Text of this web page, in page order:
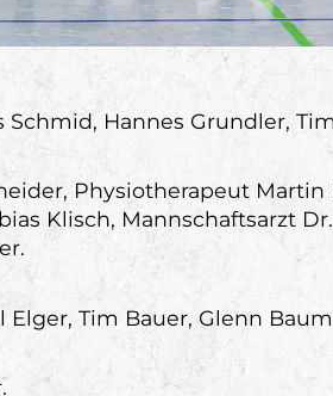
Schmid, Hannes Grundler,
Physiotherapeut Martin
Klisch, Mannschaftsarzt
Elger, Tim Bauer, Glenn